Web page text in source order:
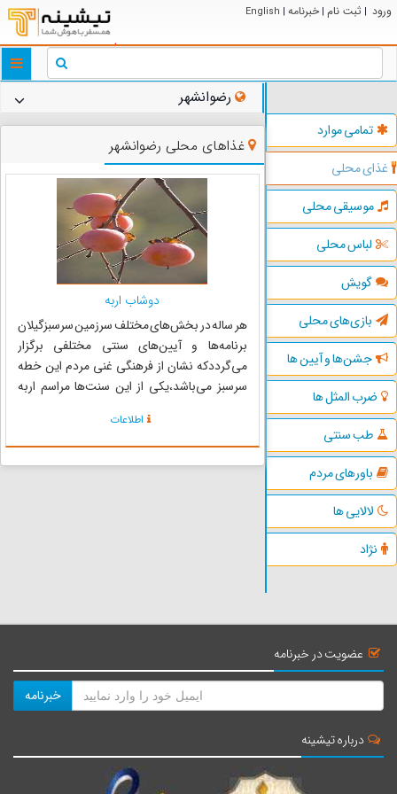
ورود | ثبت نام | خبرنامه |
English
تمامی موارد
غذای محلی
موسیقی محلی
لباس محلی
گویش
بازی‌های محلی
جشن‌ها و آیین ها
ضرب المثل ها
طب سنتی
باورهای مردم
لالایی ها
نژاد
رضوانشهر
غذاهای محلی رضوانشهر
دوشاب اربه
هر ساله در بخش‌های مختلف سرزمین سرسبزگیلان
برنامه‌ها و آیین‌های سنتی مختلفی برگزار
می‌گرددکه نشان از فرهنگی غنی مردم این خطه
سرسبز می‌باشد،یکی از این سنت‌ها مراسم اربه
که شکل توسعه یافته اش بیشتر به گوجه فرنگی
شباهت دارد،اصلیت این میوه جنگلی ...
اطلاعات
عضویت در خبرنامه
خبرنامه
درباره تیشینه